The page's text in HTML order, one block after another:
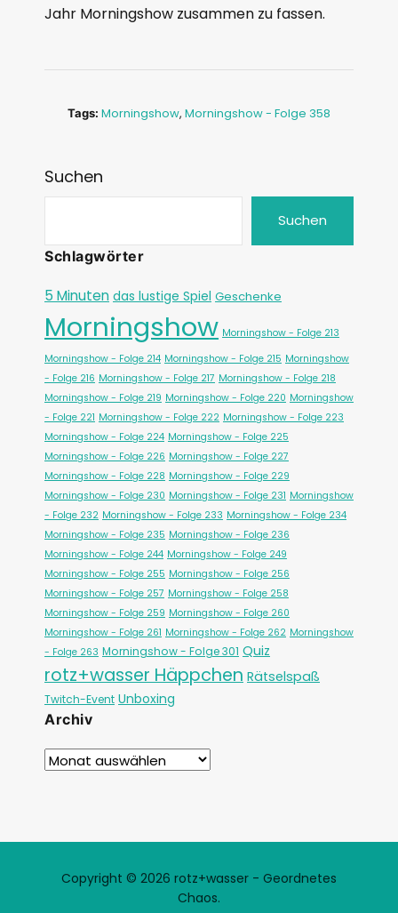
Jahr Morningshow zusammen zu fassen.
Tags: Morningshow, Morningshow - Folge 358
Suchen
Suchen
Schlagwörter
5 Minuten das lustige Spiel Geschenke
Morningshow Morningshow - Folge 213
Morningshow - Folge 214 Morningshow - Folge 215 Morningshow
- Folge 216 Morningshow - Folge 217 Morningshow - Folge 218
Morningshow - Folge 219 Morningshow - Folge 220 Morningshow
- Folge 221 Morningshow - Folge 222 Morningshow - Folge 223
Morningshow - Folge 224 Morningshow - Folge 225
Morningshow - Folge 226 Morningshow - Folge 227
Morningshow - Folge 228 Morningshow - Folge 229
Morningshow - Folge 230 Morningshow - Folge 231 Morningshow
- Folge 232 Morningshow - Folge 233 Morningshow - Folge 234
Morningshow - Folge 235 Morningshow - Folge 236
Morningshow - Folge 244 Morningshow - Folge 249
Morningshow - Folge 255 Morningshow - Folge 256
Morningshow - Folge 257 Morningshow - Folge 258
Morningshow - Folge 259 Morningshow - Folge 260
Morningshow - Folge 261 Morningshow - Folge 262 Morningshow
- Folge 263 Morningshow - Folge 301 Quiz
rotz+wasser Häppchen Rätselspaß
Twitch-Event Unboxing
Archiv
Copyright © 2026 rotz+wasser - Geordnetes
Chaos.